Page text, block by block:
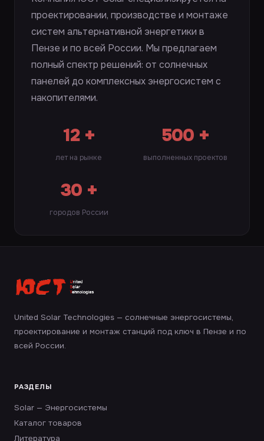
проектировании, производстве и монтаже
систем альтернативной энергетики в
Пензе и по всей России. Мы предлагаем
полный спектр решений: от солнечных
панелей до комплексных энергосистем с
накопителями.
12 +
лет на рынке
500 +
выполненных проектов
30 +
городов России
United Solar Technologies — солнечные энергосистемы,
проектирование и монтаж станций под ключ в Пензе и по
всей России.
РАЗДЕЛЫ
Solar — Энергосистемы
Каталог товаров
Литература